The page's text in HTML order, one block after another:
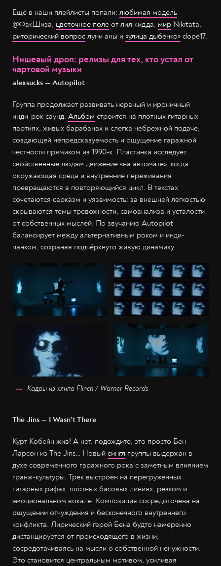
Ещё в наши плейлисты попали: любимая модель
@ФакШиза, цветочное поле от лил кидда, мир Nikitata,
риторический вопрос луни аны и «улица дыбенко» dope17.
Нишевый дроп: релизы для тех, кто устал от
чартовой музыки
alexsucks — Autopilot
Группа продолжает развивать нервный и ироничный
инди-рок саунд. Альбом строится на плотных гитарных
партиях, живых барабанах и слегка небрежной подаче,
создающей непредсказуемость и ощущение гаражной
честности прямиком из 1990-х. Пластинка исследует
свойственные людям движение «на автомате», когда
окружающая среда и внутренние переживания
превращаются в повторяющийся цикл. В текстах
сочетаются сарказм и уязвимость: за внешней лёгкостью
скрываются темы тревожности, самоанализа и усталости
от собственных мыслей. По звучанию Autopilot
балансирует между альтернативным роком и инди-
панком, сохраняя подчёркнуто живую динамику.
Кадры из клипа Flinch / Warner Records
The Jins — I Wasn't There
Курт Кобейн жив! А нет, подождите, это просто Бен
Ларсон из The Jins… Новый сингл группы выдержан в
духе современного гаражного рока с заметным влиянием
гранж-культуры. Трек выстроен на перегруженных
гитарных рифах, плотных басовых линиях, резком и
эмоциональном вокале. Композиция сосредоточена на
ощущении отчуждения и бесконечного внутреннего
конфликта. Лирический герой Бена будто намеренно
дистанцируется от происходящего в жизни,
сосредотачиваясь на мысли о собственной ненужности.
Это становится центральным мотивом, усиливая